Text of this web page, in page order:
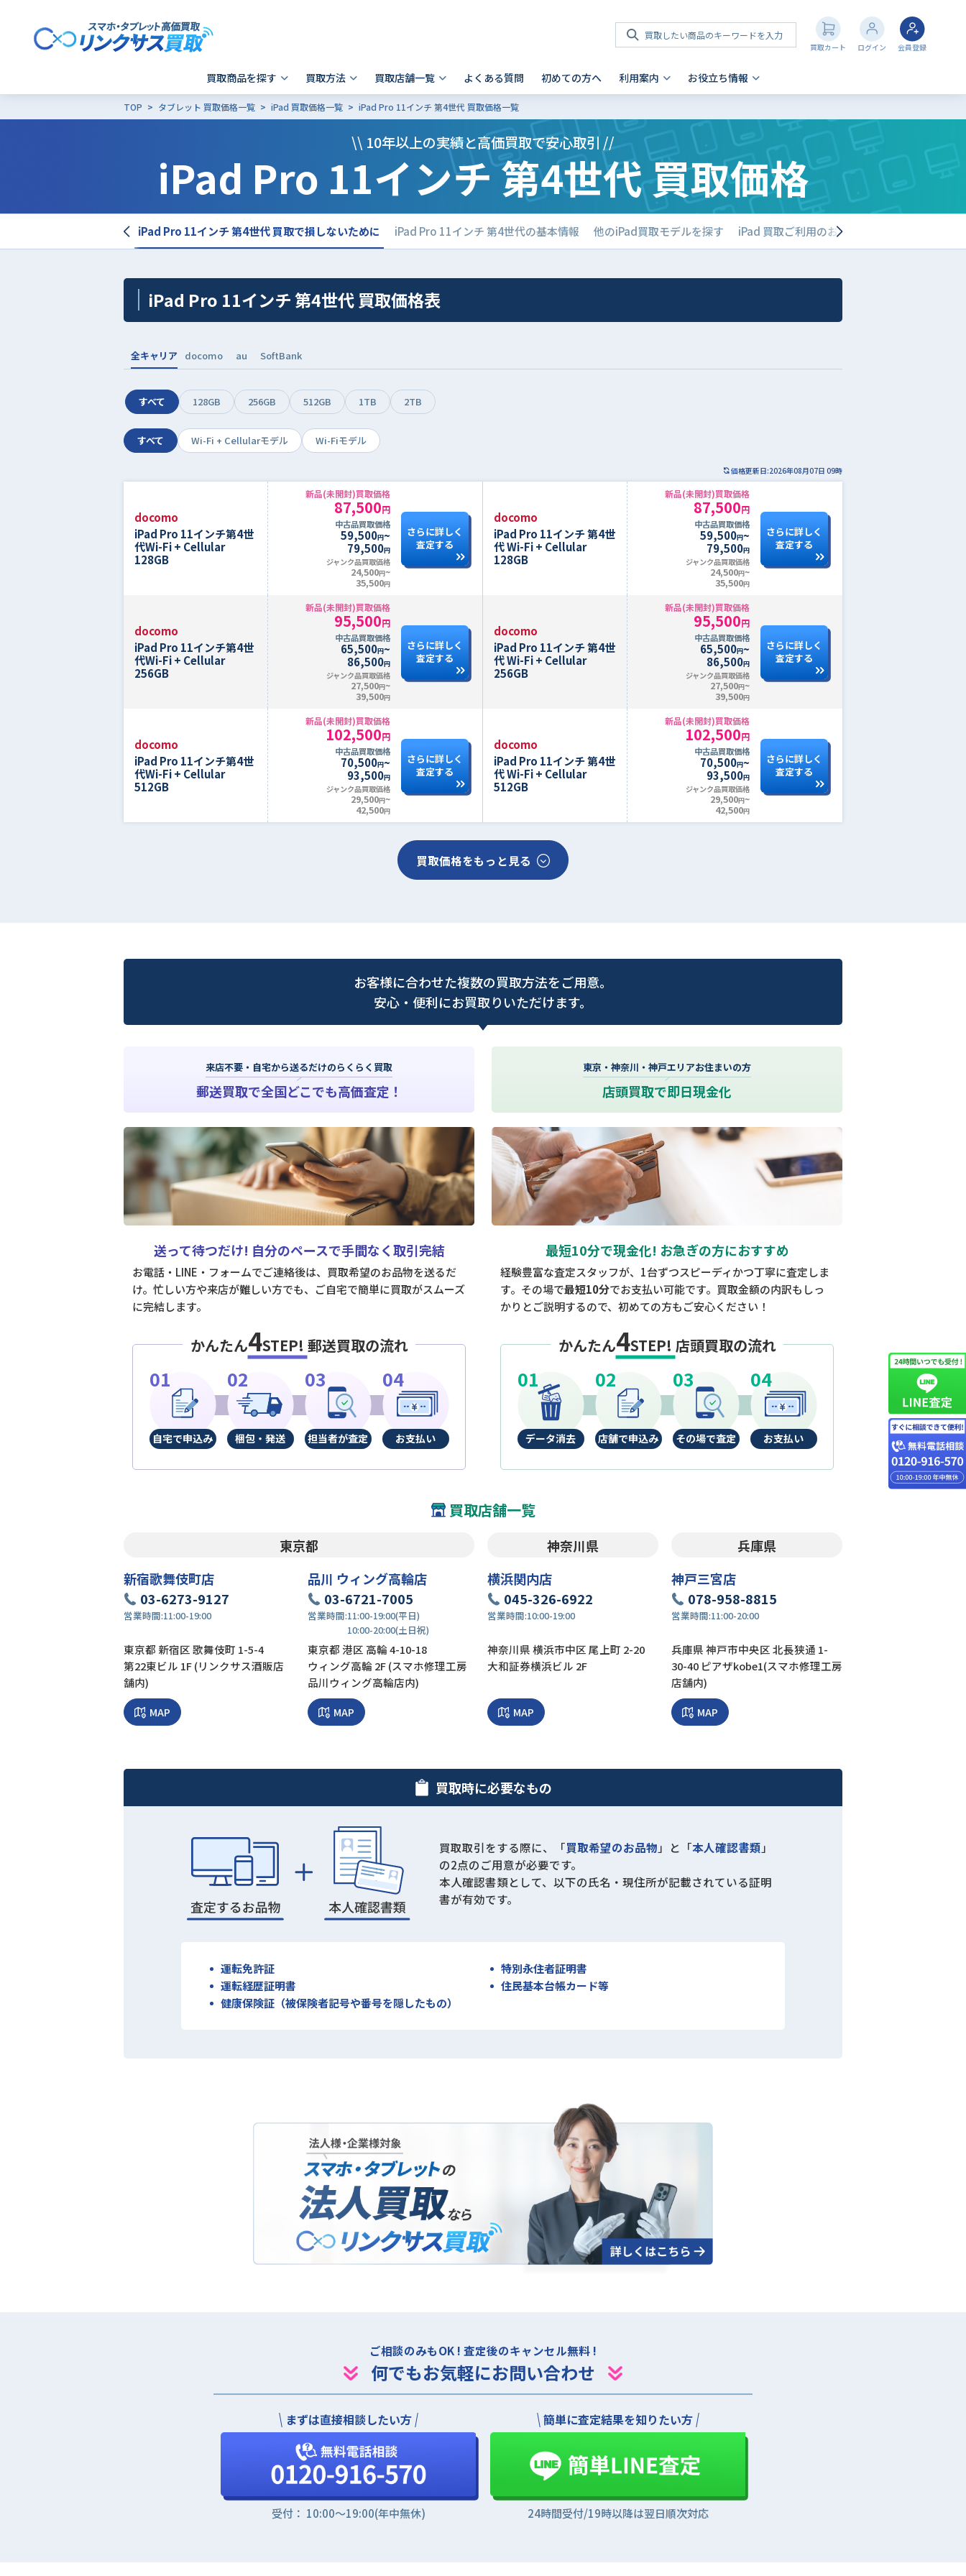
買取カート ログイン 会員登録
買取商品を探す
- Xperia
- Galaxy
- Pixel
- AQUOS
その他ブランド
- Galaxy Tab
- Xiaomi
その他ブランド
ノートパソコン 買取
- Mac
- Surface
その他 買取
- AirPods
- PlayStation
- NintendoSwitch
- Nintendo 3DS
- Xbox
買取方法
法人買取
買取店舗一覧
- 品川 ウィング高輪店
- 神戸三宮店
店舗一覧
よくある質問 初めての方へ 利用案内
故障品の買取について
お役立ち情報
iPhone 買取前確認ポイント
iPhone 買取の注意点
TOP タブレット 買取価格一覧 iPad 買取価格一覧 iPad Pro 11インチ 第4世代 買取価格一覧
\\ 10年以上の実績と高価買取で安心取引 //
iPad Pro 11インチ 第4世代 買取価格
iPad Pro 11インチ 第4世代 買取で損しないために iPad Pro 11インチ 第4世代の基本情報 他のiPad買取モデルを探す iPad 買取ご利用のお客様の声
iPad Pro 11インチ 第4世代 買取価格表
全キャリア docomo au SoftBank
すべて 128GB 256GB 512GB 1TB 2TB
すべて Wi-Fi + Cellularモデル Wi-Fiモデル
価格更新日:2026年08月07日 09時
docomo
iPad Pro 11インチ第4世
代Wi-Fi + Cellular
128GB
新品(未開封)買取価格
87,500円
中古品買取価格
59,500円~
79,500円
ジャンク品買取価格
24,500円~
35,500円
さらに詳しく
査定する
docomo
iPad Pro 11インチ 第4世
代 Wi-Fi + Cellular
128GB
新品(未開封)買取価格
87,500円
中古品買取価格
59,500円~
79,500円
ジャンク品買取価格
24,500円~
35,500円
さらに詳しく
査定する
docomo
iPad Pro 11インチ第4世
代Wi-Fi + Cellular
256GB
新品(未開封)買取価格
95,500円
中古品買取価格
65,500円~
86,500円
ジャンク品買取価格
27,500円~
39,500円
さらに詳しく
査定する
docomo
iPad Pro 11インチ 第4世
代 Wi-Fi + Cellular
256GB
新品(未開封)買取価格
95,500円
中古品買取価格
65,500円~
86,500円
ジャンク品買取価格
27,500円~
39,500円
さらに詳しく
査定する
docomo
iPad Pro 11インチ第4世
代Wi-Fi + Cellular
512GB
新品(未開封)買取価格
102,500円
中古品買取価格
70,500円~
93,500円
ジャンク品買取価格
29,500円~
42,500円
さらに詳しく
査定する
docomo
iPad Pro 11インチ 第4世
代 Wi-Fi + Cellular
512GB
新品(未開封)買取価格
102,500円
中古品買取価格
70,500円~
93,500円
ジャンク品買取価格
29,500円~
42,500円
さらに詳しく
査定する
買取価格をもっと見る
お客様に合わせた複数の買取方法をご用意。
安心・便利にお買取りいただけます。
来店不要・自宅から送るだけのらくらく買取
郵送買取で全国どこでも高価査定！
送って待つだけ! 自分のペースで手間なく取引完結
お電話・LINE・フォームでご連絡後は、買取希望のお品物を送るだ
け。忙しい方や来店が難しい方でも、ご自宅で簡単に買取がスムーズ
に完結します。
かんたん4STEP! 郵送買取の流れ
自宅で申込み 梱包・発送 担当者が査定 お支払い
買取時に必要なもの
買取取引をする際に、「買取希望のお品物」と「本人確認書類」
の2点のご用意が必要です。
本人確認書類として、以下の氏名・現住所が記載されている証明
書が有効です。
運転免許証
特別永住者証明書
運転経歴証明書
住民基本台帳カード等
健康保険証（被保険者記号や番号を隠したもの）
東京・神奈川・神戸エリアお住まいの方
店頭買取で即日現金化
最短10分で現金化! お急ぎの方におすすめ
経験豊富な査定スタッフが、1台ずつスピーディかつ丁寧に査定しま
す。その場で最短10分でお支払い可能です。買取金額の内訳もしっ
かりとご説明するので、初めての方もご安心ください！
かんたん4STEP! 店頭買取の流れ
データ消去 店舗で申込み その場で査定 お支払い
買取店舗一覧
東京都
新宿歌舞伎町店
03-6273-9127
営業時間:11:00-19:00
東京都 新宿区 歌舞伎町 1-5-4
第22東ビル 1F (リンクサス酒販店
舗内)
MAP
品川 ウィング高輪店
03-6721-7005
営業時間:11:00-19:00(平日)
10:00-20:00(土日祝)
東京都 港区 高輪 4-10-18
ウィング高輪 2F (スマホ修理工房
品川ウィング高輪店内)
MAP
神奈川県
横浜関内店
045-326-6922
営業時間:10:00-19:00
神奈川県 横浜市中区 尾上町 2-20
大和証券横浜ビル 2F
MAP
兵庫県
神戸三宮店
078-958-8815
営業時間:11:00-20:00
兵庫県 神戸市中央区 北長狭通 1-
30-40 ピアザkobe1(スマホ修理工房
店舗内)
MAP
法人買取について
ご相談のみもOK ! 査定後のキャンセル無料 !
何でもお気軽にお問い合わせ
まずは直接相談したい方
受付： 10:00〜19:00(年中無休)
簡単に査定結果を知りたい方
24時間受付/19時以降は翌日順次対応